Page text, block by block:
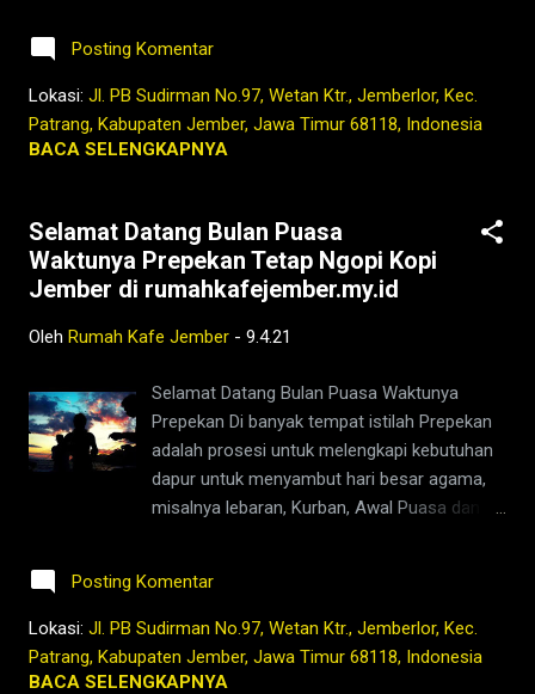
jember,kopi jem...
dengan yang manis dan selalu ngopi seperti
biasa seperti kabar berita Jember tentang
Kopi Jember yang nikmat Tetap Ngopi Kopi
Jember di www.rumahkafejember.my.id KOPI
#tubruk #wedang #uwuh #rempah
#jemberhits #ngopimalam #coffee
#ngopisiang #pecintakopi #penikmatkopi
#coffeeaddict #ngopisore #rokenrol
#barista #coffeeholic #kopilokal
#photooftheday #TetapProtokolNewNormal
#JanganNulari #JanganKetularan
kopi,jember,rumah,kafe,kedai,es kopi
susu,wedang
bisnis,bukber,buka bersama,saur
a jember,jembe...
Posting Komentar
Lokasi: Jl. PB Sudirman No.97, Wetan Ktr., Jemberlor, Kec.
Patrang, Kabupaten Jember, Jawa Timur 68118, Indonesia
BACA SELENGKAPNYA
Selamat Datang Bulan Puasa
Waktunya Prepekan Tetap Ngopi Kopi
Jember di rumahkafejember.my.id
Oleh Rumah Kafe Jember - 9.4.21
Selamat Datang Bulan Puasa Waktunya
Prepekan Di banyak tempat istilah Prepekan
adalah prosesi untuk melengkapi kebutuhan
dapur untuk menyambut hari besar agama,
misalnya lebaran, Kurban, Awal Puasa dan
Tetap Ngopi Kopi Jember di
www.rumahkafejember.my.id KOPI ROBUSTA
ARABIKA JEMBER 2021 @rumahkafejember
#ngopi #kopi #jember #tubruk #wedang
Posting Komentar
Lokasi: Jl. PB Sudirman No.97, Wetan Ktr., Jemberlor, Kec.
Patrang, Kabupaten Jember, Jawa Timur 68118, Indonesia
BACA SELENGKAPNYA